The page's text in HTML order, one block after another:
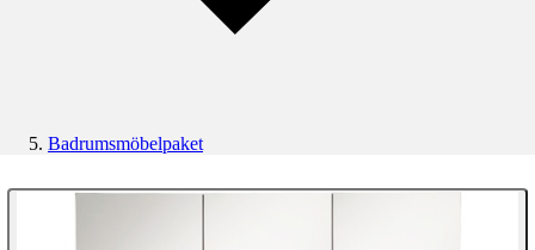
Badrumsmöbelpaket